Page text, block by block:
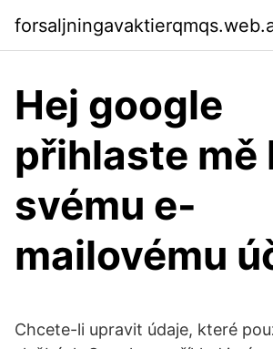
Hej google
přihlaste mě
svému e-
mailovému
Chcete-li upravit údaje, které